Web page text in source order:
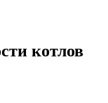
котлов